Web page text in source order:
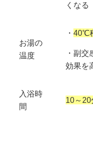
くなる
お湯の
温度
・ 40℃
・副
効果を
入浴時
間
10～20